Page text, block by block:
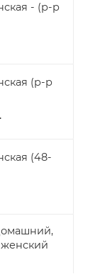
- (р-р
(р-р
(48-